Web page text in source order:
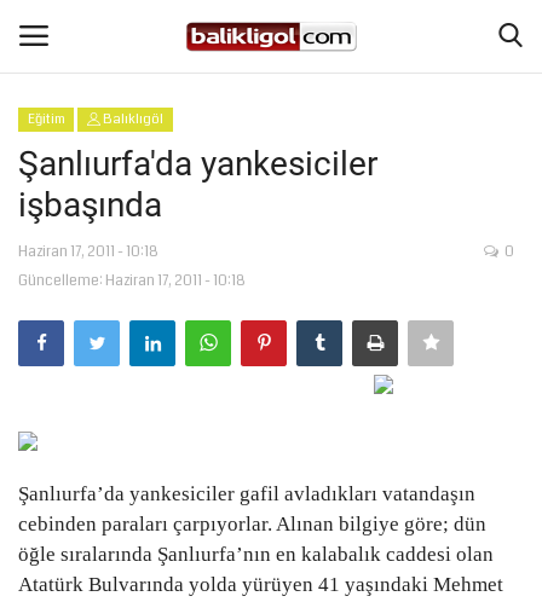
Giriş Yap
Anasayfa
Köşe Yazıları
Şanlıurfa
Spor
Gündem
Eğitim Balıklıgöl
Şanlıurfa'da yankesiciler
işbaşında
Haziran 17, 2011 - 10:18
Güncelleme: Haziran 17, 2011 - 10:18
0
Şanlıurfa’da yankesiciler gafil avladıkları vatandaşın
cebinden paraları çarpıyorlar. Alınan bilgiye göre; dün
öğle sıralarında Şanlıurfa’nın en kalabalık caddesi olan
Atatürk Bulvarında yolda yürüyen 41 yaşındaki Mehmet